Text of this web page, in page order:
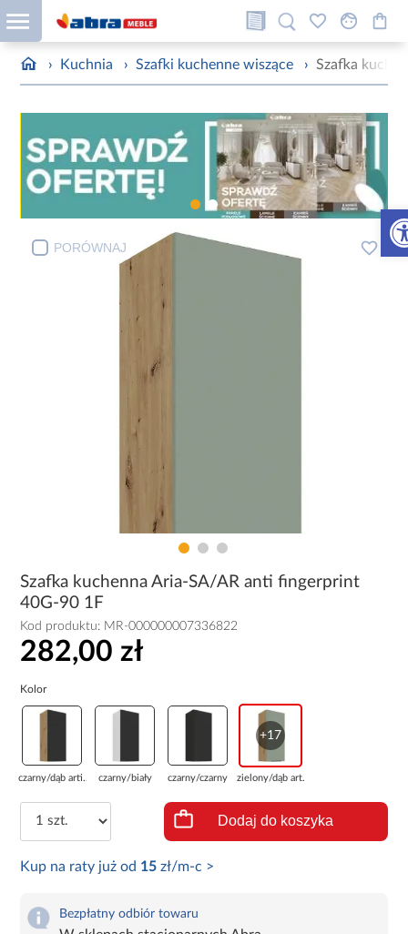
› Kuchnia › Szafki kuchenne wiszące › Szafka
PORÓWNAJ
Szafka kuchenna Aria-SA/AR anti fingerprint
40G-90 1F
Kod produktu: MR-000000007336822
282,00 zł
Kolor
czarny/dąb arti... czarny/biały czarny/czarny
+17
zielony/dąb art...
Dodaj do koszyka
Kup na raty już od 15 zł/m-c >
Bezpłatny odbiór towaru